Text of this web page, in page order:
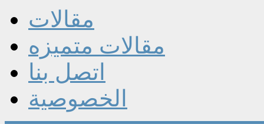
مقالات
مقالات متميزه
اتصل بنا
الخصوصية